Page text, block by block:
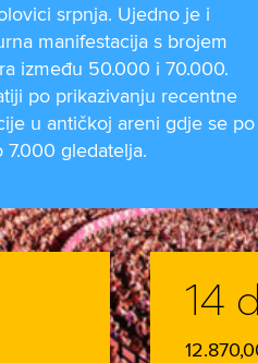
srpnja. Ujedno je i
manifestacija s brojem
između 50.000 i 70.000.
po prikazivanju recentne
u antičkoj areni gdje se po
gledatelja.
14